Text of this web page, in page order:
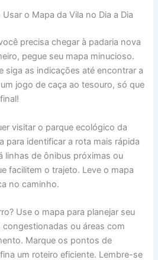
o Mapa da Vila no Dia a Dia
precisa chegar à padaria nova
pegue seu mapa minucioso.
siga as indicações até encontrar a
jogo de caça ao tesouro, só que
visitar o parque ecológico da
para identificar a rota mais rápida
linhas de ônibus próximas ou
facilitem o trajeto. Leve o mapa
no caminho.
Use o mapa para planejar seu
ou áreas com
Marque os pontos de
um roteiro eficiente. Lembre-se